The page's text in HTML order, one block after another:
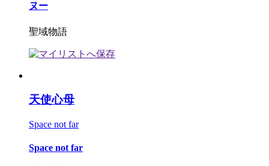
ヌー
聖域物語
天使心母
Space not far
Space not far